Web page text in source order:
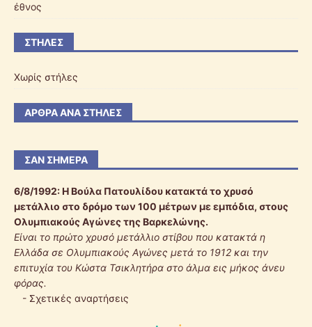
έθνος
ΣΤΉΛΕΣ
Χωρίς στήλες
ΆΡΘΡΑ ΑΝΆ ΣΤΉΛΕΣ
ΣΑΝ ΣΉΜΕΡΑ
6/8/1992:Η Βούλα Πατουλίδου κατακτά το χρυσό
μετάλλιο στο δρόμο των 100 μέτρων με εμπόδια, στους
Ολυμπιακούς Αγώνες της Βαρκελώνης.
Είναι το πρώτο χρυσό μετάλλιο στίβου που κατακτά η
Ελλάδα σε Ολυμπιακούς Αγώνες μετά το 1912 και την
επιτυχία του Κώστα Τσικλητήρα στο άλμα εις μήκος άνευ
φόρας.
- Σχετικές αναρτήσεις